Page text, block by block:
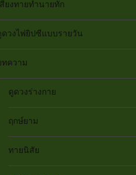
สี่ยงทายทำนายทัก
ดวงไพ่ยิปซีแบบรายวัน
ทความ
ดูดวงร่างกาย
ฤกษ์ยาม
ทายนิสัย